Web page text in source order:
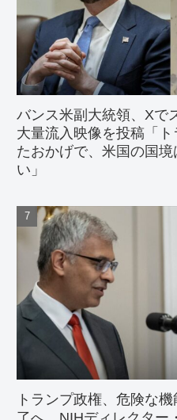
バンス米副大統領、Xで
大量流入映像を投稿「
たおかげで、米国の国
い」
トランプ政権、危険な